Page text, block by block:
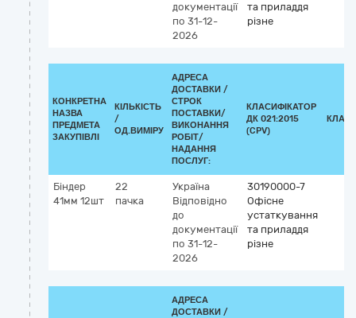
документації
по 31-12-
2026
та приладдя
різне
КОНКРЕТНА
НАЗВА
ПРЕДМЕТА
ЗАКУПІВЛІ
КІЛЬКІСТЬ
/
ОД.ВИМІРУ
АДРЕСА
ДОСТАВКИ /
СТРОК
ПОСТАВКИ/
ВИКОНАННЯ
РОБІТ/
НАДАННЯ
ПОСЛУГ:
КЛАСИФІКАТОР
ДК 021:2015
(CPV)
Біндер
41мм 12шт
22
пачка
Україна
Відповідно
до
документації
по 31-12-
2026
30190000-7
Офісне
устаткування
та приладдя
різне
АДРЕСА
ДОСТАВКИ /